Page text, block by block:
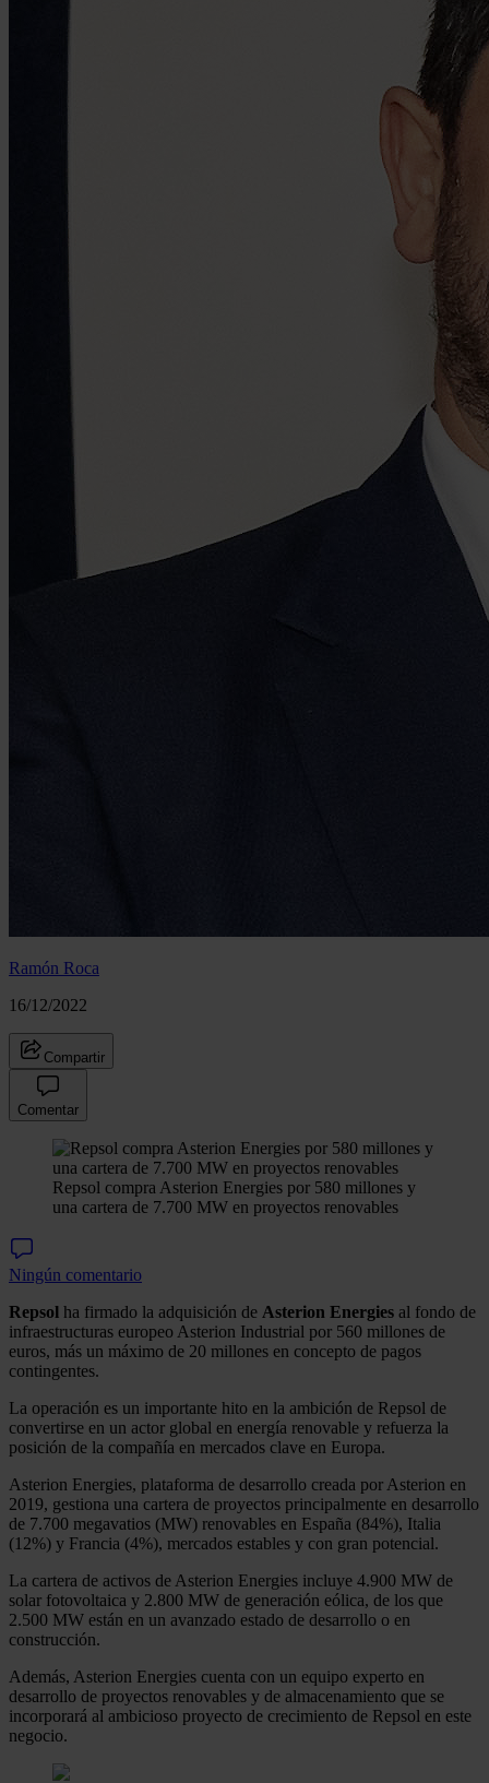
Ramón Roca
16/12/2022
Compartir
Comentar
Repsol compra Asterion Energies por 580 millones y
una cartera de 7.700 MW en proyectos renovables
Ningún comentario
Repsol ha firmado la adquisición de Asterion Energies al fondo de
infraestructuras europeo Asterion Industrial por 560 millones de
euros, más un máximo de 20 millones en concepto de pagos
contingentes.
La operación es un importante hito en la ambición de Repsol de
convertirse en un actor global en energía renovable y refuerza la
posición de la compañía en mercados clave en Europa.
Asterion Energies, plataforma de desarrollo creada por Asterion en
2019, gestiona una cartera de proyectos principalmente en desarrollo
de 7.700 megavatios (MW) renovables en España (84%), Italia
(12%) y Francia (4%), mercados estables y con gran potencial.
La cartera de activos de Asterion Energies incluye 4.900 MW de
solar fotovoltaica y 2.800 MW de generación eólica, de los que
2.500 MW están en un avanzado estado de desarrollo o en
construcción.
Además, Asterion Energies cuenta con un equipo experto en
desarrollo de proyectos renovables y de almacenamiento que se
incorporará al ambicioso proyecto de crecimiento de Repsol en este
negocio.